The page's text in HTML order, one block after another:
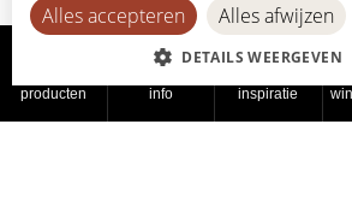
producten info inspiratie
© 2026
Privacy
Cookiebeleid
Alles accepteren
Alles afwijzen
DETAILS WEERGEVEN